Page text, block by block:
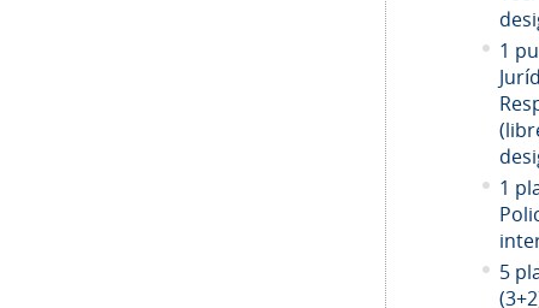
1
1
5